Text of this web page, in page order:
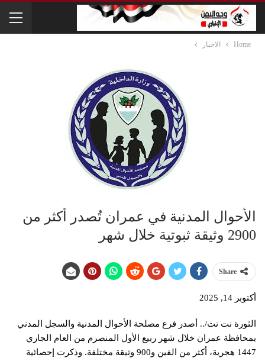
Home الاخبار
الأحوال المدنية في عمران تُصدر أكثر من
2900 وثيقة ثبوتية خلال شهر
Share
أكتوبر 14, 2025
الثورة نت نت/.. أصدر فرع مصلحة الأحوال المدنية والسجل المدني
بمحافظة عمران خلال شهر ربيع الأول المنصرم من العام الجاري
1447 هجرية، أكثر من الفين و900 وثيقة مختلفة. وذكرت إحصائية